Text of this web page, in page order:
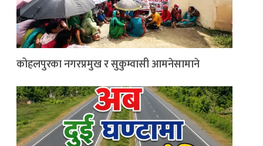
कोहलपुरका नगरप्रमुख र सुकुम्वासी आमनेसामाने